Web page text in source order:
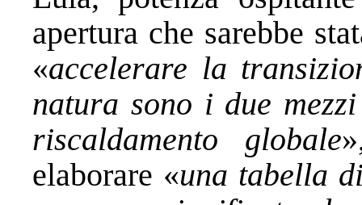
apertura che sarebbe
«accelerare la
natura sono i due
riscaldamento globale
elaborare «una tabella